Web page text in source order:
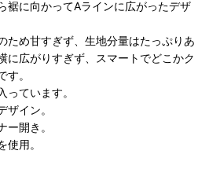
裾に向かってAラインに広がったデザ
ため甘すぎず、生地分量はたっぷりあ
に広がりすぎず、スマートでどこかク
。
ています。
イン。
開き。
用。